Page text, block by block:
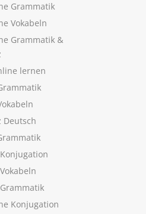
Grammatik
Vokabeln
Grammatik &
lernen
Deutsch
Konjugation